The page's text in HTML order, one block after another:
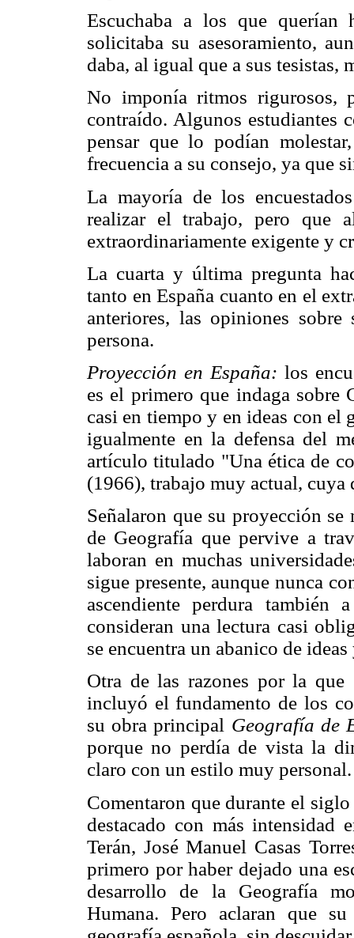
Escuchaba a los que querían
solicitaba su asesoramiento,
daba, al igual que a sus
No imponía ritmos rigurosos,
contraído. Algunos estudiantes
pensar que lo podían
frecuencia a su consejo, ya que
La mayoría de los
realizar el trabajo, pero que
extraordinariamente exigente y
La cuarta y última pregunta
tanto en España cuanto en el
anteriores, las opiniones
persona.
Proyección en España: los
es el primero que indaga sobre
casi en tiempo y en ideas con el
igualmente en la defensa del
artículo titulado "Una ética de
(1966), trabajo muy actual, cuya
Señalaron que su proyección
de Geografía que pervive a
laboran en muchas
sigue presente, aunque nunca
ascendiente perdura
consideran una lectura casi
se encuentra un abanico de
Otra de las razones por la que
incluyó el fundamento de los
su obra principal Geografía de
porque no perdía de vista la
claro con un estilo muy personal.
Comentaron que durante el
destacado con más intensidad
Terán, José Manuel Casas
primero por haber dejado una
desarrollo de la Geografía
Humana. Pero aclaran que